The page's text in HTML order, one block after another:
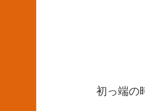
初っ端の